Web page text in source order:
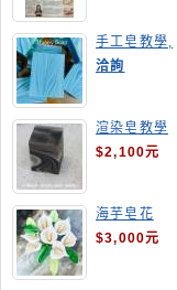
手工皂教學,
手工皂當月課
程,渲染皂
洽詢
渲染皂教學
$2,100元
海芋皂花
$3,000元